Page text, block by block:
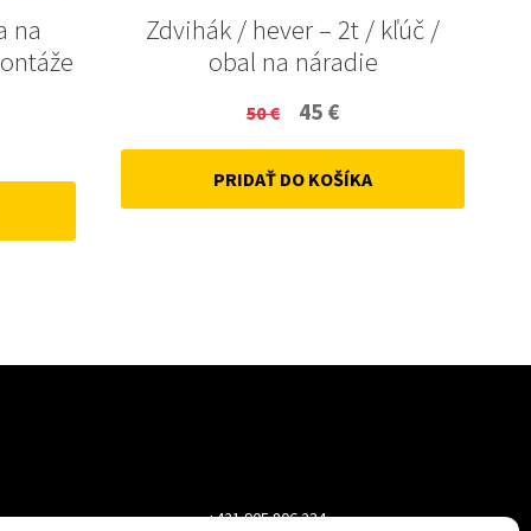
na
Zdvihák / hever – 2t / kľúč /
obal na náradie
50€
Original
price
was:
45 €Current
price
is:
PRIDAŤ DO KOŠÍKA
+421 905 806 234